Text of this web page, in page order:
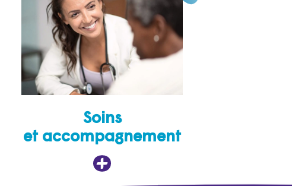
Soins
et accompagnement